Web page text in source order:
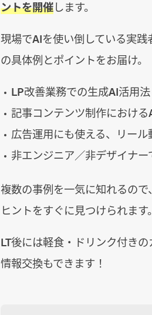
ントを開催します。
現場でAIを使い倒している実
の具体例とポイントをお届け。
LP改善業務での生成AI活用法
記事コンテンツ制作におけ
広告運用にも使える、リー
非エンジニア／非デザイナ
複数の事例を一気に知れるの
ヒントをすぐに見つけられます。
LT後には軽食・ドリンク付き
情報交換もできます！